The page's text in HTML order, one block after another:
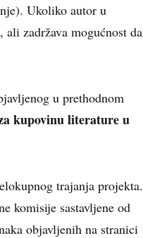
Ukoliko autor u
ali zadržava mogućnost da
u prethodnom
kupovinu literature u
trajanja projekta.
komisije sastavljene od
objavljenih na stranici